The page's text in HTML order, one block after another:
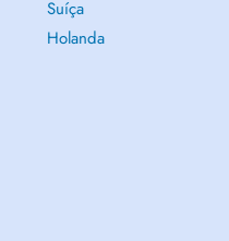
Suíça
Holanda